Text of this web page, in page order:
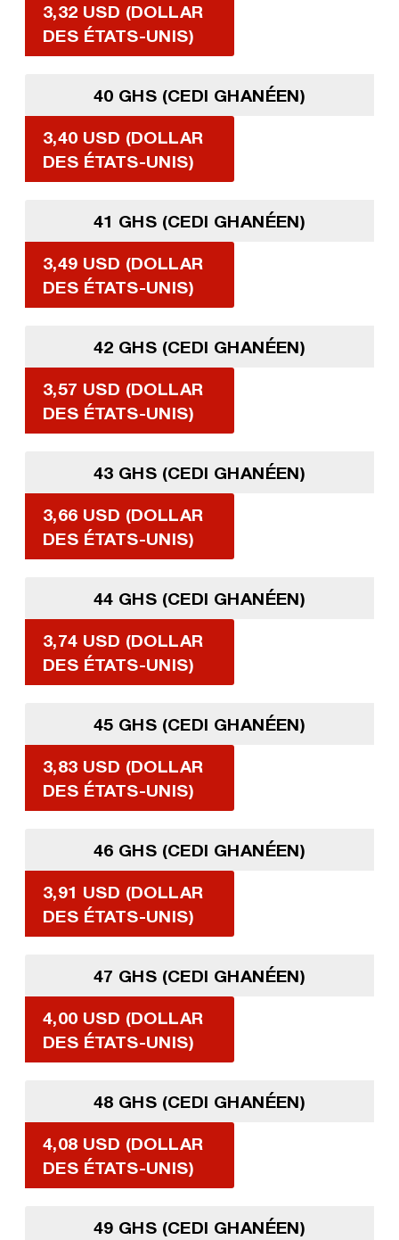
3,32 USD (DOLLAR
DES ÉTATS-UNIS)
40 GHS (CEDI GHANÉEN)
3,40 USD (DOLLAR
DES ÉTATS-UNIS)
41 GHS (CEDI GHANÉEN)
3,49 USD (DOLLAR
DES ÉTATS-UNIS)
42 GHS (CEDI GHANÉEN)
3,57 USD (DOLLAR
DES ÉTATS-UNIS)
43 GHS (CEDI GHANÉEN)
3,66 USD (DOLLAR
DES ÉTATS-UNIS)
44 GHS (CEDI GHANÉEN)
3,74 USD (DOLLAR
DES ÉTATS-UNIS)
45 GHS (CEDI GHANÉEN)
3,83 USD (DOLLAR
DES ÉTATS-UNIS)
46 GHS (CEDI GHANÉEN)
3,91 USD (DOLLAR
DES ÉTATS-UNIS)
47 GHS (CEDI GHANÉEN)
4,00 USD (DOLLAR
DES ÉTATS-UNIS)
48 GHS (CEDI GHANÉEN)
4,08 USD (DOLLAR
DES ÉTATS-UNIS)
49 GHS (CEDI GHANÉEN)